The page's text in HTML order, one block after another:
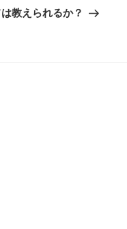
教えられるか？